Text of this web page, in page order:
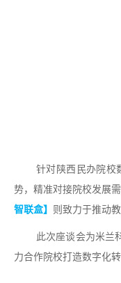
针对陕西民办院校
势，精准对接院校发展需
智联盒】 则致力于推动
此次座谈会为米兰
力合作院校打造数字化